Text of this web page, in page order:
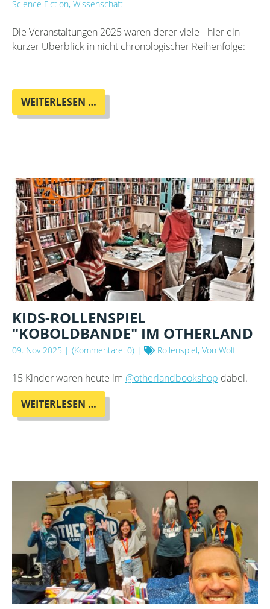
Science Fiction, Wissenschaft
Die Veranstaltungen 2025 waren derer viele - hier ein
kurzer Überblick in nicht chronologischer Reihenfolge:
WEITERLESEN …
VERANSTALTUNGSRÜCKBLICK
OTHERLAND
KIDS-ROLLENSPIEL
"KOBOLDBANDE" IM OTHERLAND
09. Nov 2025 | (Kommentare: 0) | Rollenspiel, Von Wolf
15 Kinder waren heute im @otherlandbookshop dabei.
WEITERLESEN …
ROLLENSPIEL
OTHERLAND